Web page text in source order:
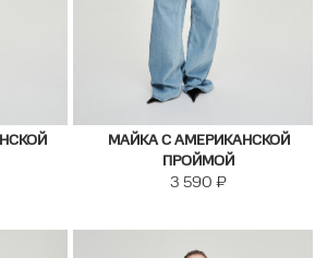
МАЙКА С АМЕРИКАНСКОЙ
ПРОЙМОЙ
3 590 ₽